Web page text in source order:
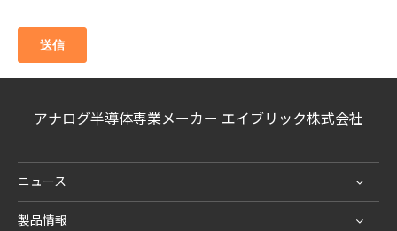
アナログ半導体専業メーカー エイブリック株式会社
ニュース
製品情報